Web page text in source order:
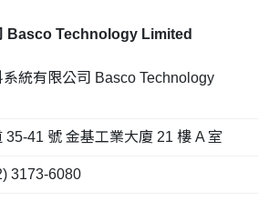
Basco Technology Limited
統有限公司 Basco Technology
41 號 金基工業大廈 21 樓 A 室
3173-6080